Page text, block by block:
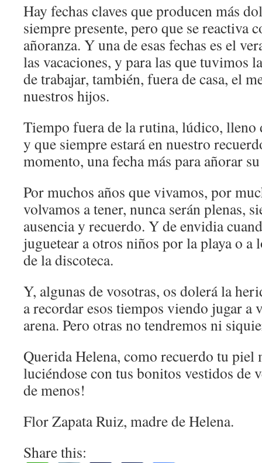
Hay fechas claves que producen más
siempre presente, pero que se reactiva
añoranza. Y una de esas fechas es el
las vacaciones, y para las que tuvimos
de trabajar, también, fuera de casa, el
nuestros hijos.
Tiempo fuera de la rutina, lúdico, lleno
y que siempre estará en nuestro
momento, una fecha más para añorar
Por muchos años que vivamos, por
volvamos a tener, nunca serán plenas,
ausencia y recuerdo. Y de envidia
juguetear a otros niños por la playa o a
de la discoteca.
Y, algunas de vosotras, os dolerá la
a recordar esos tiempos viendo jugar a
arena. Pero otras no tendremos ni
Querida Helena, como recuerdo tu piel
luciéndose con tus bonitos vestidos de
de menos!
Flor Zapata Ruiz, madre de Helena.
Share this: